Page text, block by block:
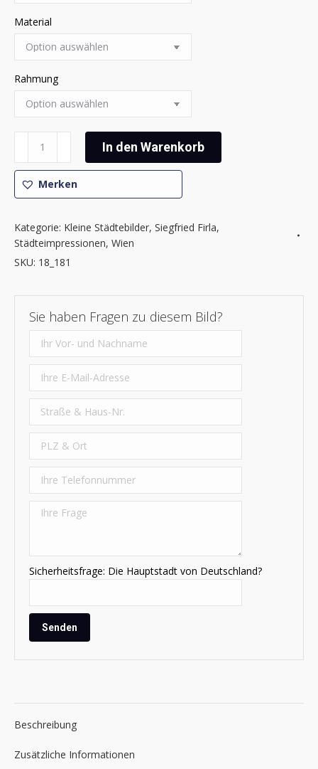
Material
Rahmung
-
Wiener
Impressionen
Menge
In den Warenkorb
Merken
Kategorie: Kleine Städtebilder, Siegfried Firla,
Städteimpressionen, Wien
SKU: 18_181
Sie haben Fragen zu diesem Bild?
Sicherheitsfrage: Die Hauptstadt von Deutschland?
Beschreibung
Zusätzliche Informationen